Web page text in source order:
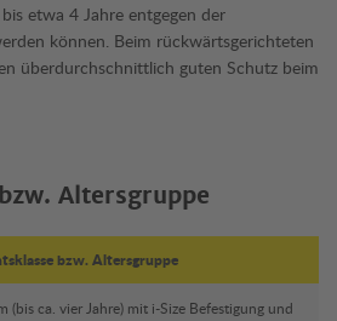
etwa 4 Jahre entgegen der
können. Beim rückwärtsgerichteten
überdurchschnittlich guten Schutz beim
Altersgruppe
bzw. Altersgruppe
(bis ca. vier Jahre) mit i-Size Befestigung und